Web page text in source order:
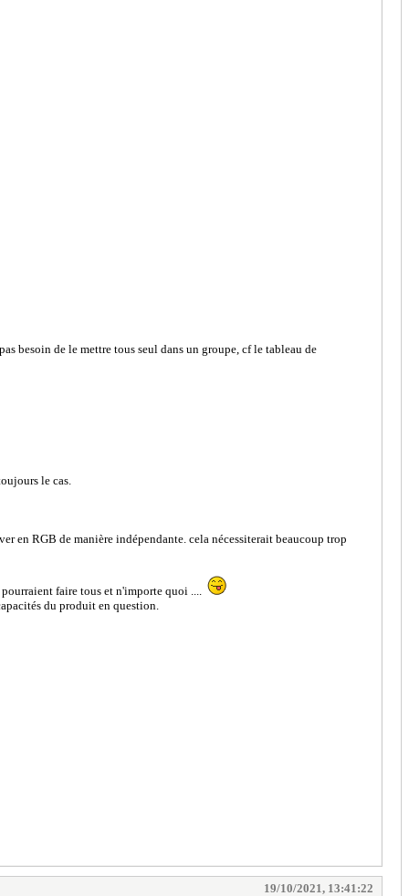
besoin de le mettre tous seul dans un groupe, cf le tableau de
le cas.
en RGB de manière indépendante. cela nécessiterait beaucoup trop
faire tous et n'importe quoi ....
du produit en question.
19/10/2021, 13:41:22